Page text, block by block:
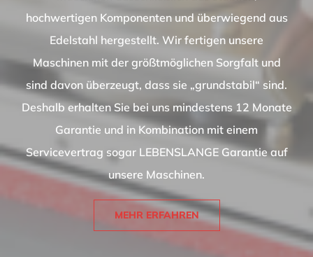
hochwertigen Komponenten und überwiegend aus
Edelstahl hergestellt. Wir fertigen unsere
Maschinen mit der größtmöglichen Sorgfalt und
sind davon überzeugt, dass sie „grundstabil“ sind.
Deshalb erhalten Sie bei uns mindestens 12 Monate
Garantie und in Kombination mit einem
Servicevertrag sogar LEBENSLANGE Garantie auf
unsere Maschinen.
MEHR ERFAHREN